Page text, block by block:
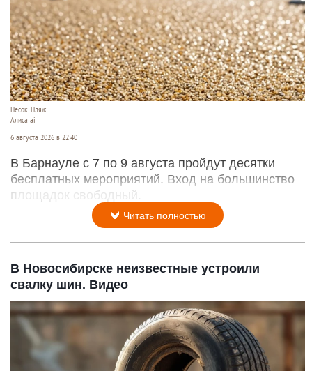
Песок. Пляж.
Алиса ai
6 августа 2026 в 22:40
В Барнауле с 7 по 9 августа пройдут десятки
бесплатных мероприятий. Вход на большинство
площадок свободный.
Читать полностью
В Новосибирске неизвестные устроили
свалку шин. Видео